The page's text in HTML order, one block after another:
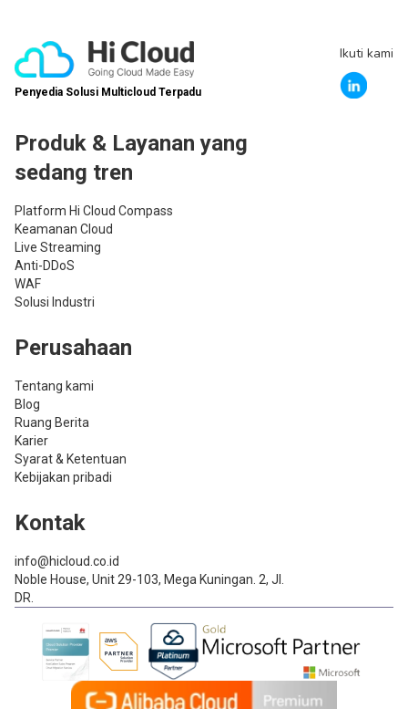
Penyedia Solusi Multicloud Terpadu
Ikuti kami
Produk & Layanan yang
sedang tren
Platform Hi Cloud Compass
Keamanan Cloud
Live Streaming
Anti-DDoS
WAF
Solusi Industri
Perusahaan
Tentang kami
Blog
Ruang Berita
Karier
Syarat & Ketentuan
Kebijakan pribadi
Kontak
info@hicloud.co.id
Noble House, Unit 29-103, Mega Kuningan. 2, Jl.
DR.